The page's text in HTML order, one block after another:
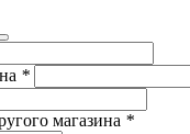
*
магазина *